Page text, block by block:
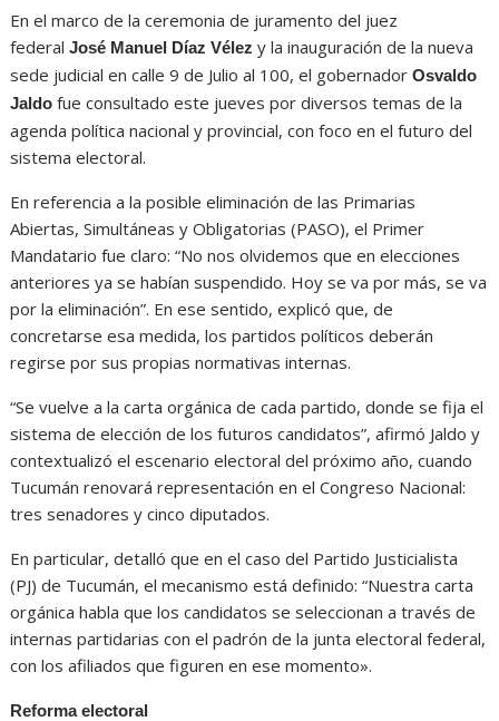
En el marco de la ceremonia de juramento del juez
federalJosé Manuel Díaz Vélezy la inauguración de la nueva
sede judicial en calle 9 de Julio al 100, el gobernadorOsvaldo
Jaldo fue consultado este jueves por diversos temas de la
agenda política nacional y provincial, con foco en el futuro del
sistema electoral.
En referencia a la posible eliminación de las Primarias
Abiertas, Simultáneas y Obligatorias (PASO), el Primer
Mandatario fue claro: “No nos olvidemos que en elecciones
anteriores ya se habían suspendido. Hoy se va por más, se va
por la eliminación”. En ese sentido, explicó que, de
concretarse esa medida, los partidos políticos deberán
regirse por sus propias normativas internas.
“Se vuelve a la carta orgánica de cada partido, donde se fija el
sistema de elección de los futuros candidatos”, afirmó Jaldo y
contextualizó el escenario electoral del próximo año, cuando
Tucumán renovará representación en el Congreso Nacional:
tres senadores y cinco diputados.
En particular, detalló que en el caso del Partido Justicialista
(PJ) de Tucumán, el mecanismo está definido: “Nuestra carta
orgánica habla que los candidatos se seleccionan a través de
internas partidarias con el padrón de la junta electoral federal,
con los afiliados que figuren en ese momento».
Reforma electoral